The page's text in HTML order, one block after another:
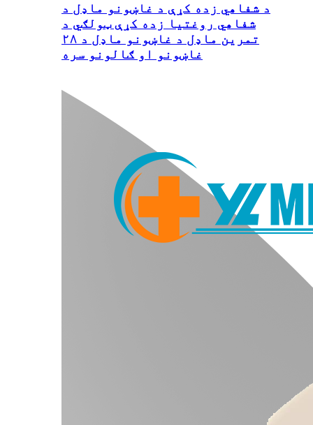
د شفاهي زده کړې د غاښونو ماډل د
شفاهي روغتیا زده کړې ټولګي د
تمرین ماډل د غاښونو ماډل د ۲۸
غاښونو او ګالونو سره